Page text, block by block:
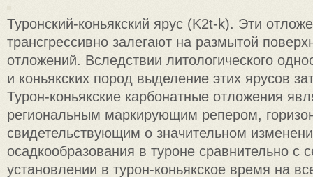
Туронский-коньякский ярус (K2t-k). Эти
трансгрессивно залегают на размытой
отложений. Вследствии литологического
и коньякских пород выделение этих ярусов
Турон-коньякские карбонатные отложения
региональным маркирующим репером,
свидетельствующим о значительном
осадкообразования в туроне сравнительно с
установлении в турон-коньякское время на